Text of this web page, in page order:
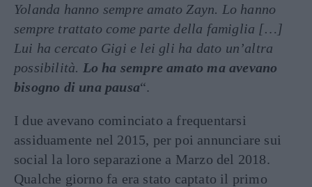
Yolanda hanno sempre amato Zayn. Lo hanno
sempre trattato come parte della famiglia […]
Lui ha cercato Gigi e lei gli ha dato un’altra
possibilità. Lo ha sempre amato ma avevano
bisogno di una pausa“.
I due avevano cominciato a frequentarsi
assiduamente nel 2015, per poi annunciare sui
social la loro separazione a Marzo del 2018.
Qualche giorno fa era stato captato il primo